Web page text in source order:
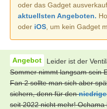
oder das Gadget
aktuellsten Angeboten.
oder iOS , um kein Gadget
Leider ist der
Sommer nimmt langsam sein
Fan 2 sollte man sich aber
sichern, denn für den
seit 2022 nicht mehr!